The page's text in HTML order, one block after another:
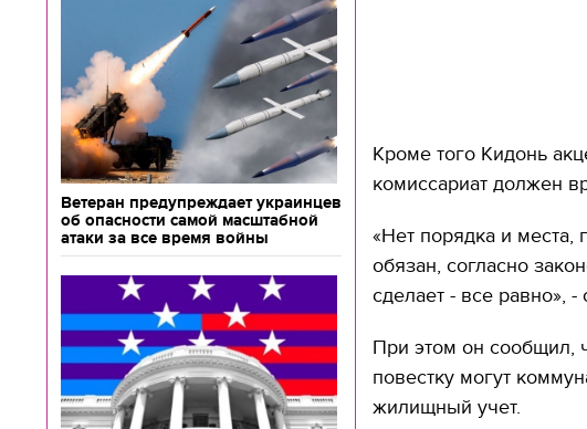
Ветеран предупреждает украинцев
об опасности самой масштабной
атаки за все время войны
Кроме того Кидонь
комиссариат должен
«Нет порядка и места,
обязан, согласно
сделает - все равно», -
При этом он сообщил,
повестку могут
жилищный учет.